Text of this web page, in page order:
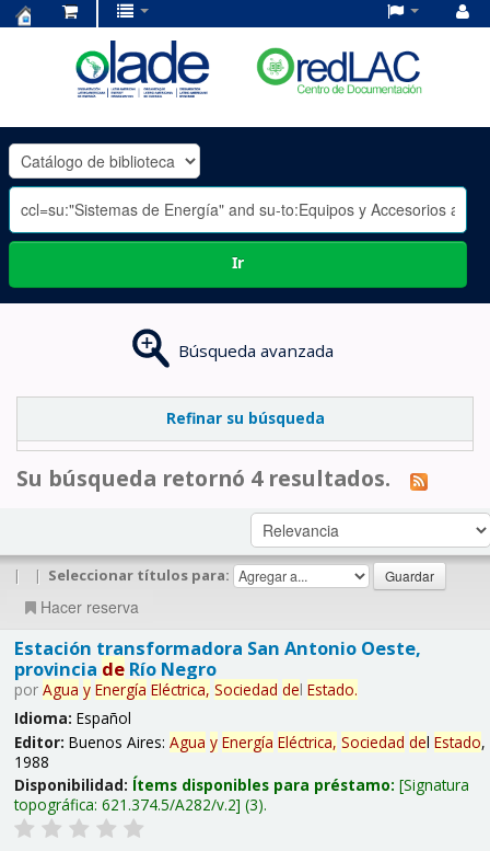
OLADE
-
Ir
Búsqueda avanzada
Refinar su búsqueda
Su búsqueda retornó 4 resultados.
| | Seleccionar títulos para:
Hacer reserva
Estación transformadora San Antonio Oeste,
provincia deRío Negro
por Agua y Energía Eléctrica, Sociedad del Estado.
Idioma: Español
Editor: Buenos Aires: Agua y Energía Eléctrica, Sociedad del Estado,
1988
Disponibilidad: Ítems disponibles para préstamo: Signatura
topográfica: 621.374.5/A282/v.2 (3).